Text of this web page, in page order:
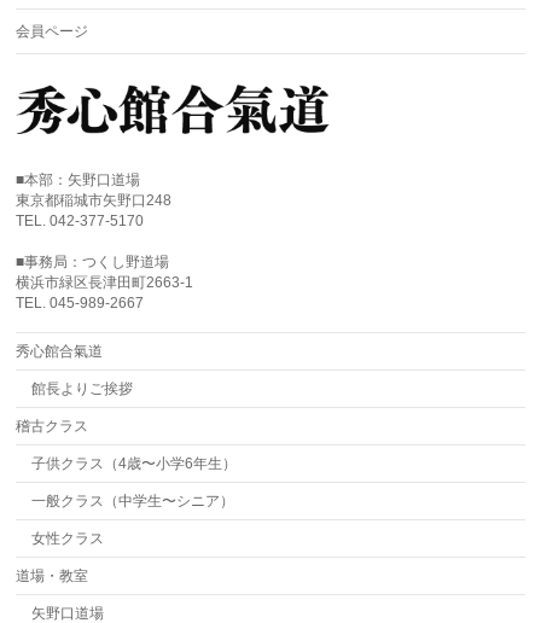
会員ページ
■本部：矢野口道場
東京都稲城市矢野口248
TEL. 042-377-5170
■事務局：つくし野道場
横浜市緑区長津田町2663-1
TEL. 045-989-2667
秀心館合氣道
館長よりご挨拶
稽古クラス
子供クラス（4歳〜小学6年生）
一般クラス（中学生〜シニア）
女性クラス
道場・教室
矢野口道場